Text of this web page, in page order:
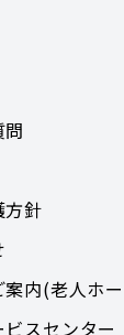
方針
内(老人ホ
スセンター